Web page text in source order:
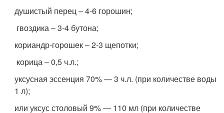
душистый перец – 4-6 горошин;
гвоздика – 3-4 бутона;
кориандр-горошек – 2-3 щепотки;
корица – 0,5 ч.л.;
уксусная эссенция 70% — 3 ч.л. (при количестве воды
1 л);
или уксус столовый 9% — 110 мл (при количестве